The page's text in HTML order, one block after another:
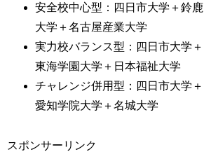
安全校中心型：四日市大学＋鈴鹿
大学＋名古屋産業大学
実力校バランス型：四日市大学＋
東海学園大学＋日本福祉大学
チャレンジ併用型：四日市大学＋
愛知学院大学＋名城大学
スポンサーリンク